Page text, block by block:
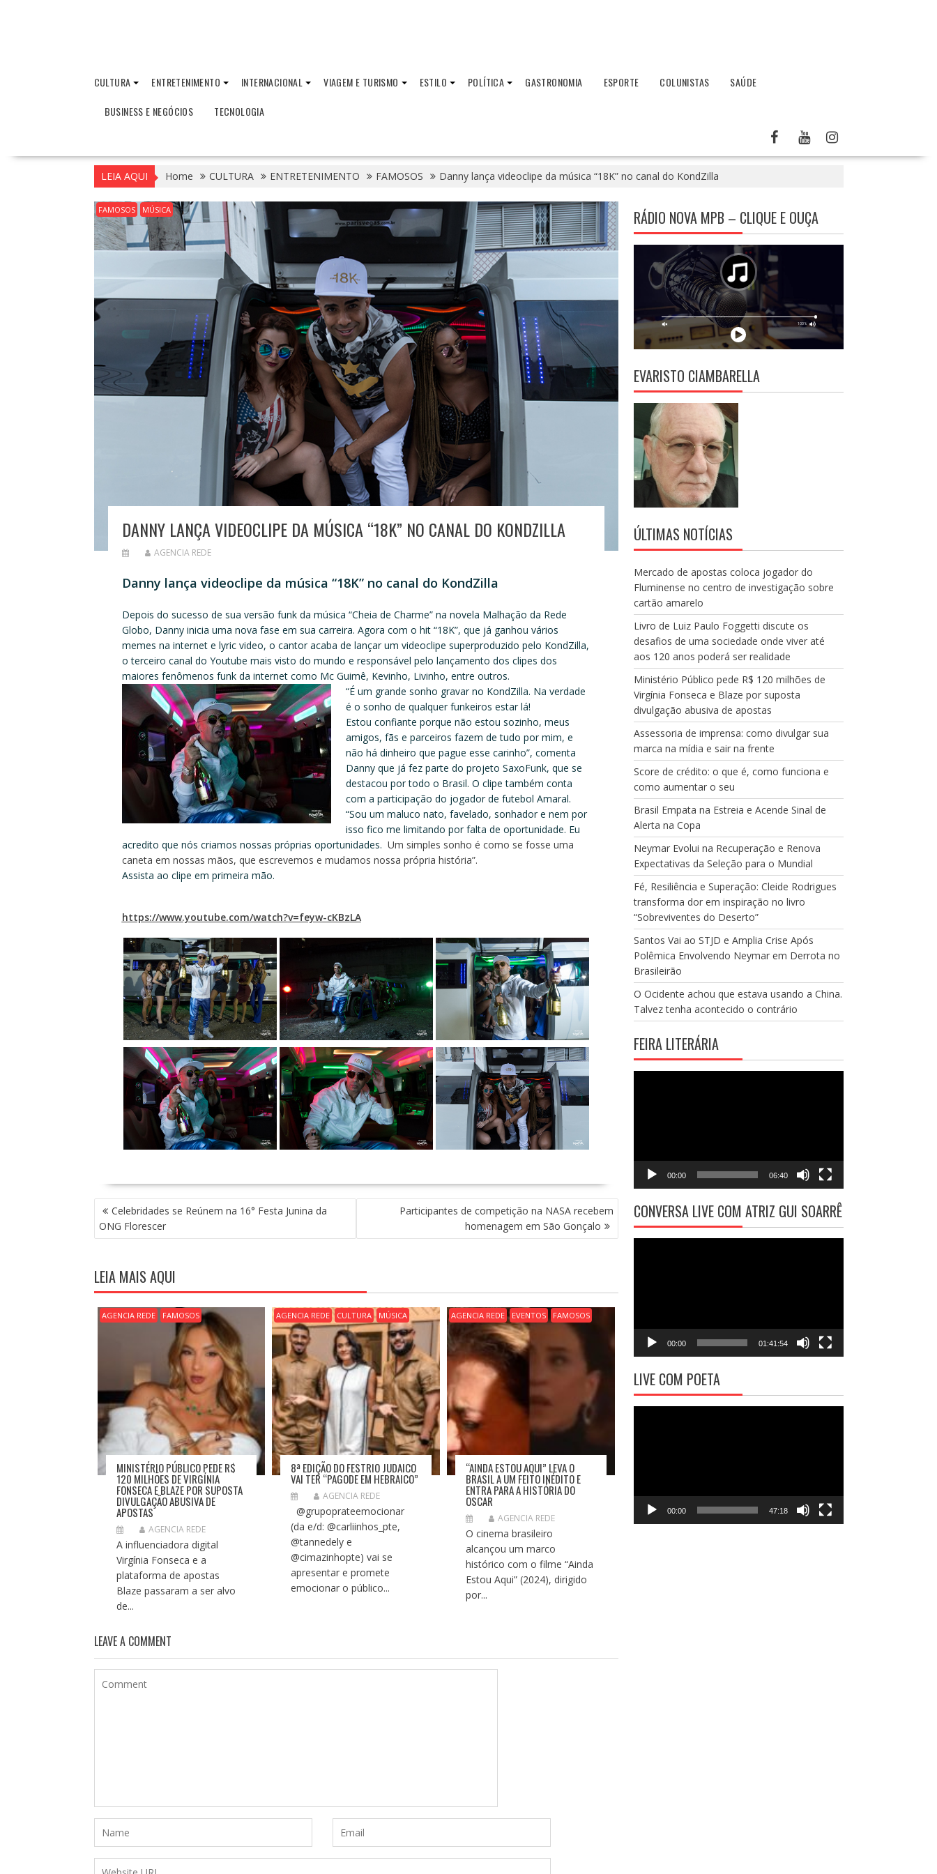
CULTURA ENTRETENIMENTO INTERNACIONAL VIAGEM E TURISMO ESTILO POLÍTICA GASTRONOMIA ESPORTE COLUNISTAS
SAÚDE
BUSINESS E NEGÓCIOS
TECNOLOGIA
LEIA AQUI Home CULTURA ENTRETENIMENTO FAMOSOS Danny lança videoclipe da música “18K” no canal do KondZilla
FAMOSOS MÚSICA
DANNY LANÇA VIDEOCLIPE DA MÚSICA “18K” NO CANAL DO KONDZILLA
AGENCIA REDE
Danny lança videoclipe da música “18K” no canal do KondZilla
Depois do sucesso de sua versão funk da música “Cheia de Charme” na novela Malhação da Rede
Globo, Danny inicia uma nova fase em sua carreira. Agora com o hit “18K”, que já ganhou vários
memes na internet e lyric video, o cantor acaba de lançar um videoclipe superproduzido pelo KondZilla,
o terceiro canal do Youtube mais visto do mundo e responsável pelo lançamento dos clipes dos
maiores fenômenos funk da internet como Mc Guimê, Kevinho, Livinho, entre outros.
“É um grande sonho gravar no KondZilla. Na verdade
é o sonho de qualquer funkeiros estar lá!
Estou confiante porque não estou sozinho, meus
amigos, fãs e parceiros fazem de tudo por mim, e
não há dinheiro que pague esse carinho”, comenta
Danny que já fez parte do projeto SaxoFunk, que se
destacou por todo o Brasil. O clipe também conta
com a participação do jogador de futebol Amaral.
“Sou um maluco nato, favelado, sonhador e nem por
isso fico me limitando por falta de oportunidade. Eu
acredito que nós criamos nossas próprias oportunidades. Um simples sonho é como se fosse uma
caneta em nossas mãos, que escrevemos e mudamos nossa própria história”.
Assista ao clipe em primeira mão.
https://www.youtube.com/watch?v=feyw-cKBzLA
N
A
V
G
A
Ç
Ã
O
O
S
T
Celebridades se Reúnem na 16° Festa Junina da
ONG Florescer
Participantes de competição na NASA recebem
homenagem em São Gonçalo
LEIA MAIS AQUI
AGENCIA REDE FAMOSOS
MINISTÉRIO PÚBLICO PEDE R$
120 MILHÕES DE VIRGÍNIA
FONSECA E BLAZE POR SUPOSTA
DIVULGAÇÃO ABUSIVA DE
APOSTAS
AGENCIA REDE
A influenciadora digital
Virgínia Fonseca e a
plataforma de apostas
Blaze passaram a ser alvo
de...
AGENCIA REDE CULTURA MÚSICA
8ª EDIÇÃO DO FESTRIO JUDAICO
VAI TER “PAGODE EM HEBRAICO”
AGENCIA REDE
@grupoprateemocionar
(da e/d: @carliinhos_pte,
@tannedely e
@cimazinhopte) vai se
apresentar e promete
emocionar o público...
AGENCIA REDE EVENTOS FAMOSOS
“AINDA ESTOU AQUI” LEVA O
BRASIL A UM FEITO INÉDITO E
ENTRA PARA A HISTÓRIA DO
OSCAR
AGENCIA REDE
O cinema brasileiro
alcançou um marco
histórico com o filme “Ainda
Estou Aqui” (2024), dirigido
por...
LEAVE A COMMENT
RÁDIO NOVA MPB – CLIQUE E OUÇA
EVARISTO CIAMBARELLA
ÚLTIMAS NOTÍCIAS
Mercado de apostas coloca jogador do
Fluminense no centro de investigação sobre
cartão amarelo
Livro de Luiz Paulo Foggetti discute os
desafios de uma sociedade onde viver até
aos 120 anos poderá ser realidade
Ministério Público pede R$ 120 milhões de
Virgínia Fonseca e Blaze por suposta
divulgação abusiva de apostas
Assessoria de imprensa: como divulgar sua
marca na mídia e sair na frente
Score de crédito: o que é, como funciona e
como aumentar o seu
Brasil Empata na Estreia e Acende Sinal de
Alerta na Copa
Neymar Evolui na Recuperação e Renova
Expectativas da Seleção para o Mundial
Fé, Resiliência e Superação: Cleide Rodrigues
transforma dor em inspiração no livro
“Sobreviventes do Deserto”
Santos Vai ao STJD e Amplia Crise Após
Polêmica Envolvendo Neymar em Derrota no
Brasileirão
O Ocidente achou que estava usando a China.
Talvez tenha acontecido o contrário
FEIRA LITERÁRIA
00:00 06:40
CONVERSA LIVE COM ATRIZ GUI SOARRÊ
00:00 01:41:54
LIVE COM POETA
00:00 47:18